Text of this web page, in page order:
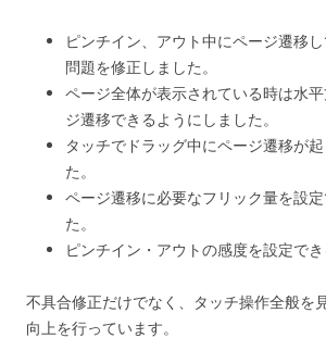
ピンチイン、アウト中にページ遷移
問題を修正しました。
ページ全体が表示されている時は水
ジ遷移できるようにしました。
タッチでドラッグ中にページ遷移が
た。
ページ遷移に必要なフリック量を設
た。
ピンチイン・アウトの感度を設定でき
不具合修正だけでなく、タッチ操作全般を
向上を行っています。